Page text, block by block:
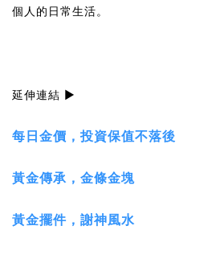
個人的日常生活。
延伸連結 ▶
每日金價，投資保值不落後
黃金傳承，金條金塊
黃金擺件，謝神風水